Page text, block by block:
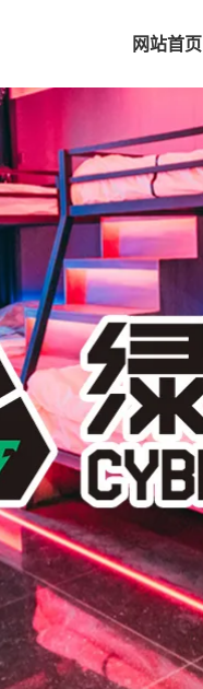
网站首页